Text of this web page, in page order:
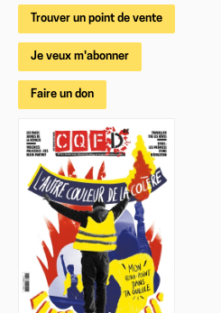
Trouver un point de vente
Je veux m'abonner
Faire un don